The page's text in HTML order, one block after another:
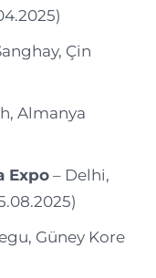
Çin
Almanya
Expo– Delhi,
Güney Kore